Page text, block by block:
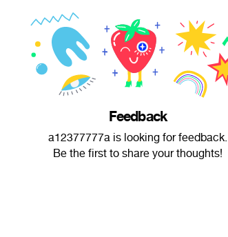
Feedback
a12377777a is looking for feedback.
Be the first to share your thoughts!